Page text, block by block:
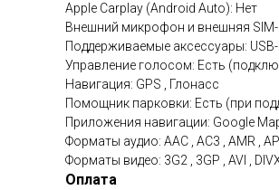
Apple Carplay (Android Auto): Нет
Внешний микрофон и внешняя
Поддерживаемые аксессуары:
Управление голосом: Есть
Навигация: GPS , Глонасс
Помощник парковки: Есть (при
Приложения навигации: Google
Форматы аудио: AAC , AC3 , AMR ,
Форматы видео: 3G2 , 3GP , AVI ,
Оплата